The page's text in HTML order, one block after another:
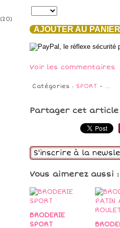
(20)
AJOUTER AU
Voir les commentaires
Catégories : SPORT - …
Partager cet article
S'inscrire à la
Vous aimerez aussi :
BRODERIE
SPORT